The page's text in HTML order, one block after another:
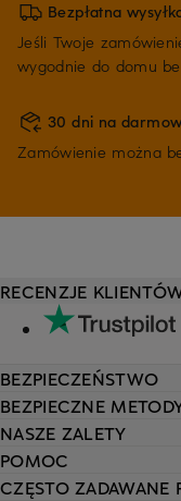
Bezpłatna
Jeśli Twoje
wygodnie do domu
30 dni na
Zamówienie można
POMOC
CZĘSTO ZADAWANE
RECENZJE
BEZPIECZEŃSTWO
BEZPIECZNE
NASZE ZALETY